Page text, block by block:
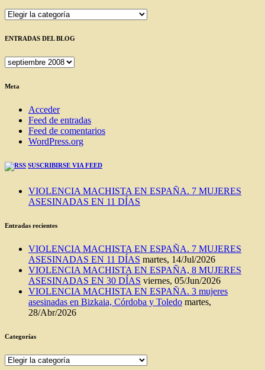
Categorías
ENTRADAS DEL BLOG
ENTRADAS
BLOG
Meta
Acceder
Feed de entradas
Feed de comentarios
WordPress.org
SUSCRIBIRSE VIA FEED
VIOLENCIA MACHISTA EN ESPAÑA. 7 MUJERES
ASESINADAS EN 11 DÍAS
Entradas recientes
VIOLENCIA MACHISTA EN ESPAÑA. 7 MUJERES
ASESINADAS EN 11 DÍAS martes, 14/Jul/2026
VIOLENCIA MACHISTA EN ESPAÑA, 8 MUJERES
ASESINADAS EN 30 DÍAS viernes, 05/Jun/2026
VIOLENCIA MACHISTA EN ESPAÑA. 3 mujeres
asesinadas en Bizkaia, Córdoba y Toledo martes,
28/Abr/2026
Categorías
Categorías